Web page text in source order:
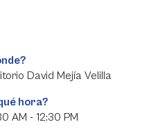
David Mejía Velilla
hora?
AM - 12:30 PM